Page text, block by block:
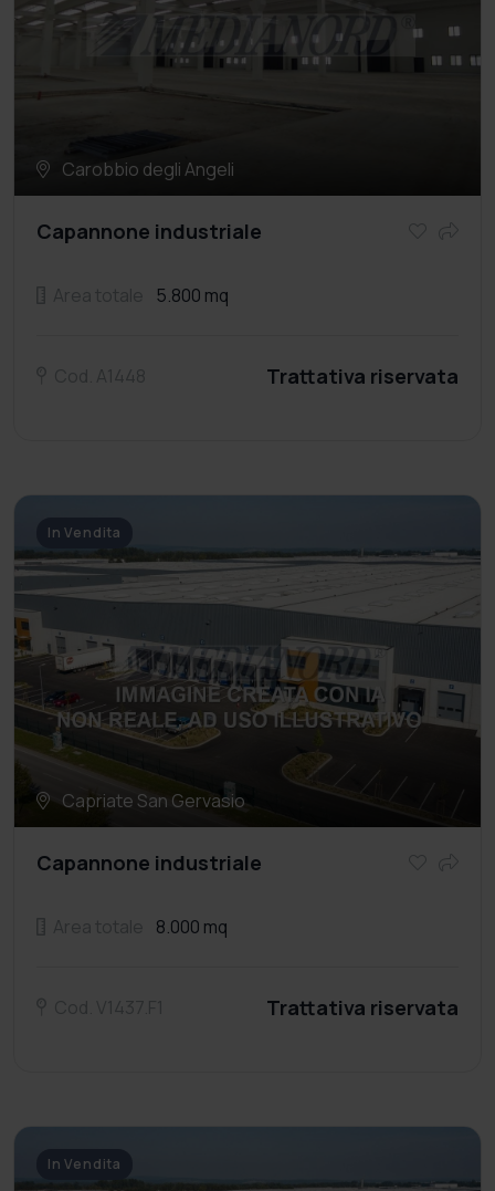
Carobbio degli Angeli
Capannone industriale
5.800 mq
Trattativa riservata
Capriate San Gervasio
In Vendita
Capannone industriale
8.000 mq
Trattativa riservata
In Vendita